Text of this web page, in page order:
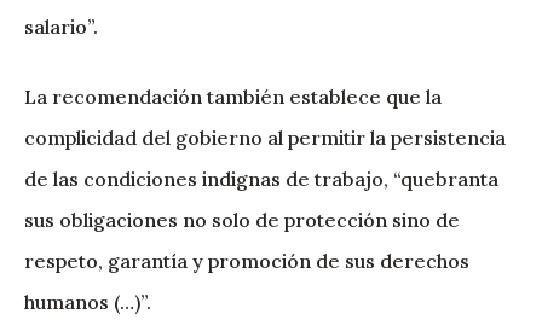
salario”.
La recomendación también establece que la
complicidad del gobierno al permitir la persistencia
de las condiciones indignas de trabajo, “quebranta
sus obligaciones no solo de protección sino de
respeto, garantía y promoción de sus derechos
humanos (…)”.